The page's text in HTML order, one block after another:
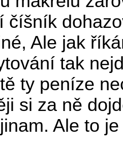
číšník
Ale jak
tak
ty peníze
si za ně
Ale to